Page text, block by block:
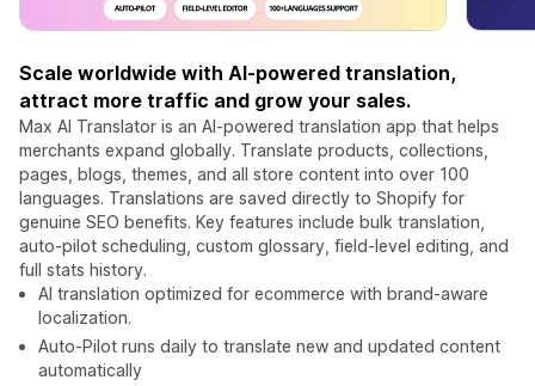
Scale worldwide with AI-powered translation,
attract more traffic and grow your sales.
Max AI Translator is an AI-powered translation app that helps
merchants expand globally. Translate products, collections,
pages, blogs, themes, and all store content into over 100
languages. Translations are saved directly to Shopify for
genuine SEO benefits. Key features include bulk translation,
auto-pilot scheduling, custom glossary, field-level editing, and
full stats history.
AI translation optimized for ecommerce with brand-aware
localization.
Auto-Pilot runs daily to translate new and updated content
automatically